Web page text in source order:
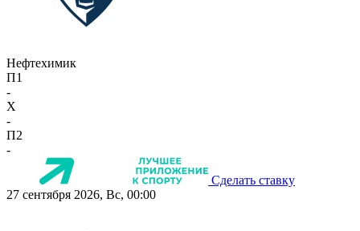
Нефтехимик
П1
-
X
-
П2
-
Сделать ставку
27 сентября 2026, Вс, 00:00